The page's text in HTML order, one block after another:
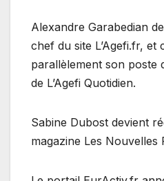
Alexandre Garabedian
chef du site L’Agefi.fr, et
parallèlement son poste
de L’Agefi Quotidien.
Sabine Dubost devient
magazine Les Nouvelles